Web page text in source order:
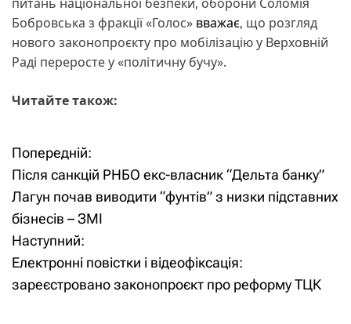
питань національної безпеки, оборони Соломія
Бобровська з фракції «Голос» вважає, що розгляд
нового законопроєкту про мобілізацію у Верховній
Раді переросте у «політичну бучу».
Читайте також:
Н
а
в
і
г
Попередній:
Після санкцій РНБО екс-власник “Дельта банку”
Лагун почав виводити “фунтів” з низки підставних
бізнесів – ЗМІ
Наступний:
Електронні повістки і відеофіксація:
зареєстровано законопроєкт про реформу ТЦК